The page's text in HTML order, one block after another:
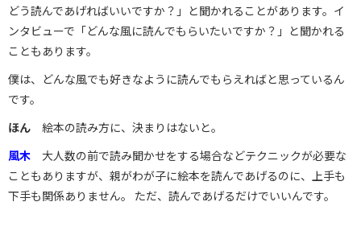
どう読んであげればいいですか？」と聞かれることがあります。イ
ンタビューで「どんな風に読んでもらいたいですか？」と聞かれる
こともあります。
僕は、どんな風でも好きなように読んでもらえればと思っているん
です。
ほん 絵本の読み方に、決まりはないと。
風木 大人数の前で読み聞かせをする場合などテクニックが必要な
こともありますが、親がわが子に絵本を読んであげるのに、上手も
下手も関係ありません。 ただ、読んであげるだけでいいんです。